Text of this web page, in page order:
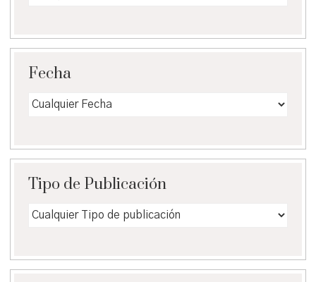
Fecha
Tipo de Publicación